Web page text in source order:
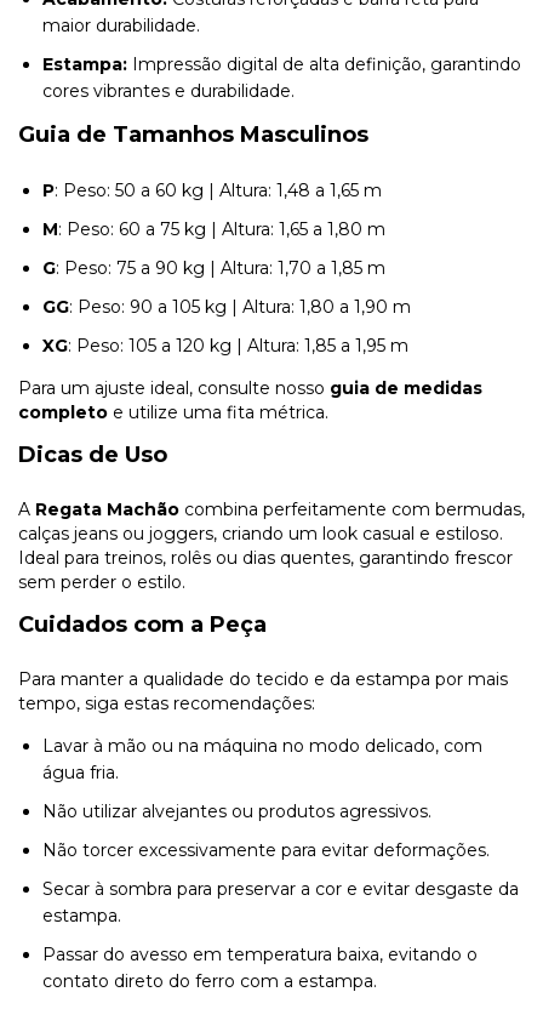
maior durabilidade.
Estampa: Impressão digital de alta definição, garantindo
cores vibrantes e durabilidade.
Guia de Tamanhos Masculinos
P: Peso: 50 a 60 kg | Altura: 1,48 a 1,65 m
M: Peso: 60 a 75 kg | Altura: 1,65 a 1,80 m
G: Peso: 75 a 90 kg | Altura: 1,70 a 1,85 m
GG: Peso: 90 a 105 kg | Altura: 1,80 a 1,90 m
XG: Peso: 105 a 120 kg | Altura: 1,85 a 1,95 m
Para um ajuste ideal, consulte nosso guia de medidas
completo e utilize uma fita métrica.
Dicas de Uso
A Regata Machão combina perfeitamente com bermudas,
calças jeans ou joggers, criando um look casual e estiloso.
Ideal para treinos, rolês ou dias quentes, garantindo frescor
sem perder o estilo.
Cuidados com a Peça
Para manter a qualidade do tecido e da estampa por mais
tempo, siga estas recomendações:
Lavar à mão ou na máquina no modo delicado, com
água fria.
Não utilizar alvejantes ou produtos agressivos.
Não torcer excessivamente para evitar deformações.
Secar à sombra para preservar a cor e evitar desgaste da
estampa.
Passar do avesso em temperatura baixa, evitando o
contato direto do ferro com a estampa.